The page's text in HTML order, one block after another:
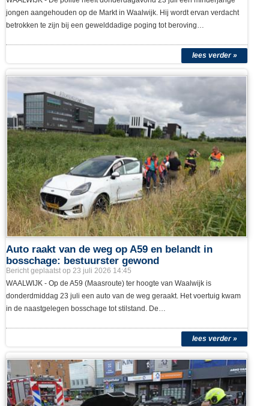
Minderjarige aangehouden na gewelddadige
poging tot beroving op De Markt
Bericht geplaatst op 24 juli 2026 12:12
WAALWIJK - De politie heeft donderdagavond 23 juli een minderjarige
jongen aangehouden op de Markt in Waalwijk. Hij wordt ervan verdacht
betrokken te zijn bij een gewelddadige poging tot beroving…
lees verder »
Auto raakt van de weg op A59 en belandt in
bosschage: bestuurster gewond
Bericht geplaatst op 23 juli 2026 14:45